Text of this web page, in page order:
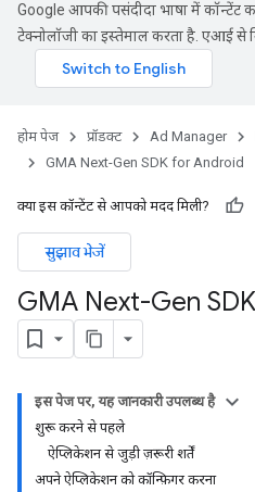
Google आपकी पसंदीदा भाषा में
टेक्नोलॉजी का इस्तेमाल करता है. एआई से
होम पेज प्रॉडक्ट Ad Manager
GMA Next-Gen SDK for Android
क्या इस कॉन्टेंट से आपको मदद मिली?
सुझाव भेजें
GMA Next-Gen
इस पेज पर, यह जानकारी उपलब्ध है
शुरू करने से पहले
ऐप्लिकेशन से जुड़ी ज़रूरी शर्तें
अपने ऐप्लिकेशन को कॉन्फ़िगर करना